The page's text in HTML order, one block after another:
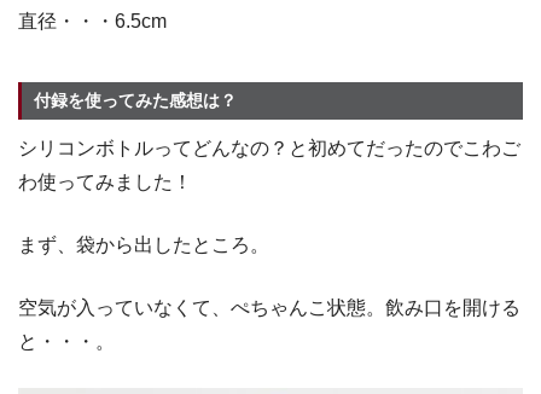
直径・・・6.5cm
付録を使ってみた感想は？
シリコンボトルってどんなの？と初めてだったのでこわご
わ使ってみました！
まず、袋から出したところ。
空気が入っていなくて、ぺちゃんこ状態。飲み口を開ける
と・・・。